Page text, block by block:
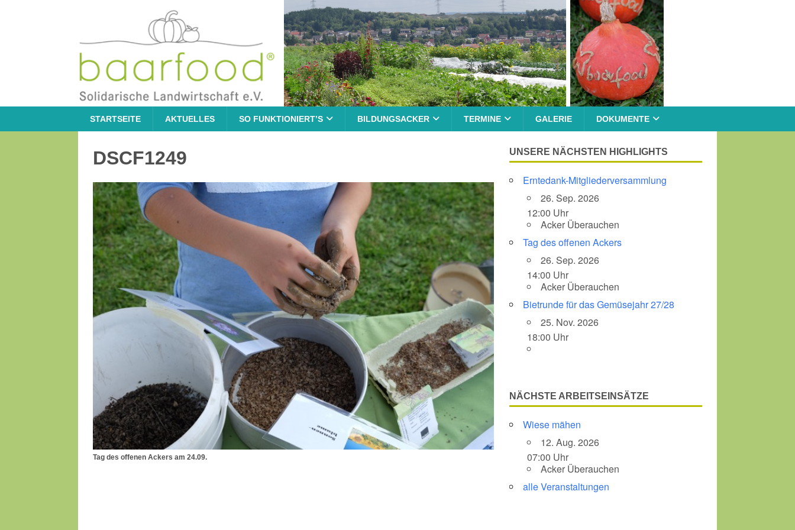
STARTSEITE AKTUELLES SO FUNKTIONIERT’S BILDUNGSACKER TERMINE GALERIE DOKUMENTE
DSCF1249
Tag des offenen Ackers am 24.09.
UNSERE NÄCHSTEN HIGHLIGHTS
Erntedank-Mitgliederversammlung
26. Sep. 2026
12:00 Uhr
Acker Überauchen
Tag des offenen Ackers
26. Sep. 2026
14:00 Uhr
Acker Überauchen
Bietrunde für das Gemüsejahr 27/28
25. Nov. 2026
18:00 Uhr
NÄCHSTE ARBEITSEINSÄTZE
Wiese mähen
12. Aug. 2026
07:00 Uhr
Acker Überauchen
alle Veranstaltungen